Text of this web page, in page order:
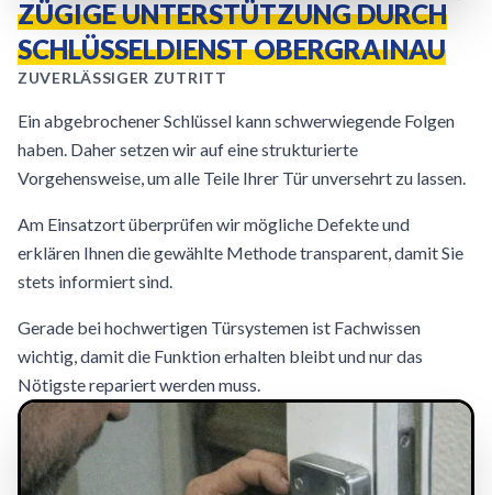
ZÜGIGE UNTERSTÜTZUNG DURCH
SCHLÜSSELDIENST OBERGRAINAU
ZUVERLÄSSIGER ZUTRITT
Ein abgebrochener Schlüssel kann schwerwiegende Folgen
haben. Daher setzen wir auf eine strukturierte
Vorgehensweise, um alle Teile Ihrer Tür unversehrt zu lassen.
Am Einsatzort überprüfen wir mögliche Defekte und
erklären Ihnen die gewählte Methode transparent, damit Sie
stets informiert sind.
Gerade bei hochwertigen Türsystemen ist Fachwissen
wichtig, damit die Funktion erhalten bleibt und nur das
Nötigste repariert werden muss.